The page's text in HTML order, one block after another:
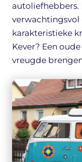
autoliefhebbers.
verwachtingsvol
karakteristieke
Kever? Een
vreugde